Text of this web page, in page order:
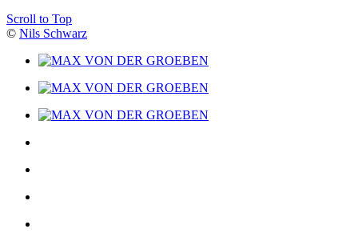
Scroll to Top
© Nils Schwarz